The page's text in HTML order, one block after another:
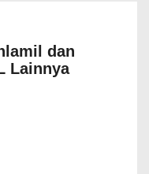
dan
Lainnya